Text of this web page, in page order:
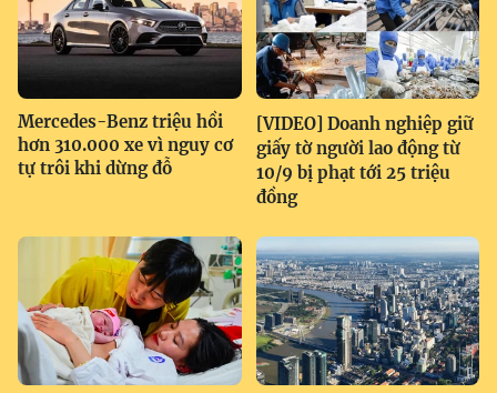
Mercedes-Benz triệu hồi
hơn 310.000 xe vì nguy cơ
tự trôi khi dừng đỗ
[VIDEO] Doanh nghiệp giữ
giấy tờ người lao động từ
10/9 bị phạt tới 25 triệu
đồng